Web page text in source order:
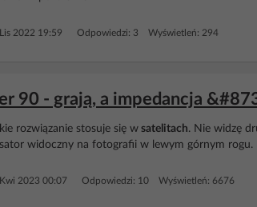
2022 19:59 Odpowiedzi: 3 Wyświetleń: 294
90 - grają, a impedancja
rozwiązanie stosuje się w satelitach. Nie widzę
widoczny na fotografii w lewym górnym rogu.
2023 00:07 Odpowiedzi: 10 Wyświetleń: 6676